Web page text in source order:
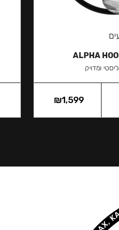
ALPHA
ומדויק
₪1,599